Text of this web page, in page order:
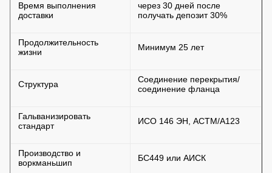
Время выполнения
доставки
через 30 дней после
получать депозит 30%
Продолжительность
жизни
Минимум 25 лет
Структура
Соединение перекрытия/
соединение фланца
Гальванизировать
стандарт
ИСО 146 ЭН, АСТМ/А123
Производство и
воркманьшип
БС449 или АИСК